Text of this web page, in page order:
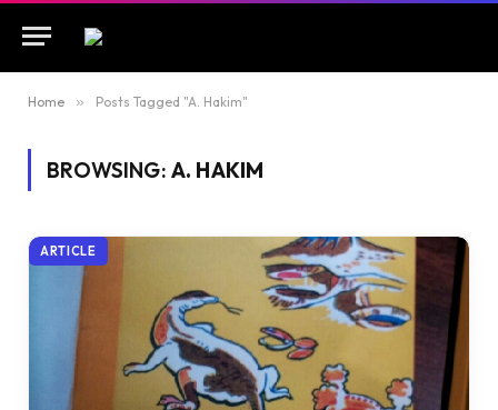
Home » Posts Tagged "A. Hakim"
BROWSING: A. HAKIM
ARTICLE